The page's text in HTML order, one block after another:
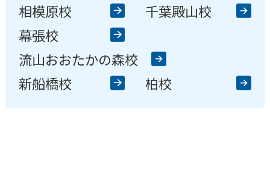
相模原校
千葉殿山校
幕張校
流山おおたかの森校
新船橋校
柏校